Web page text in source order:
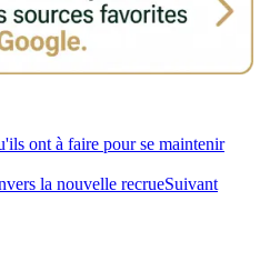
ont à faire pour se maintenir
la nouvelle recrueSuivant